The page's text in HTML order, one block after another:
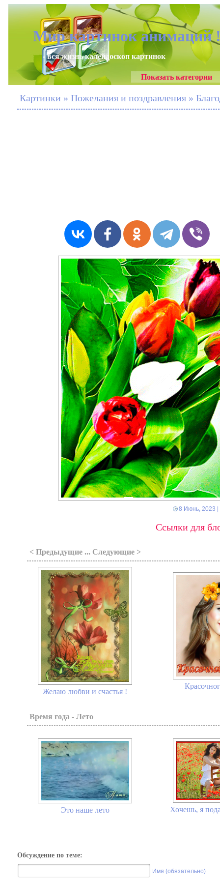
Мир картинок анимаций
- вся жизнь калейдоскоп картинок
Показать категории
Картинки » Пожелания и поздравления »
8 Июнь, 2023
Ссылки для
< Предыдущие ... Следующие >
Желаю любви и счастья !
Время года - Лето
Это наше лето Хочешь, я
Обсуждение по теме:
Имя (обязательно)